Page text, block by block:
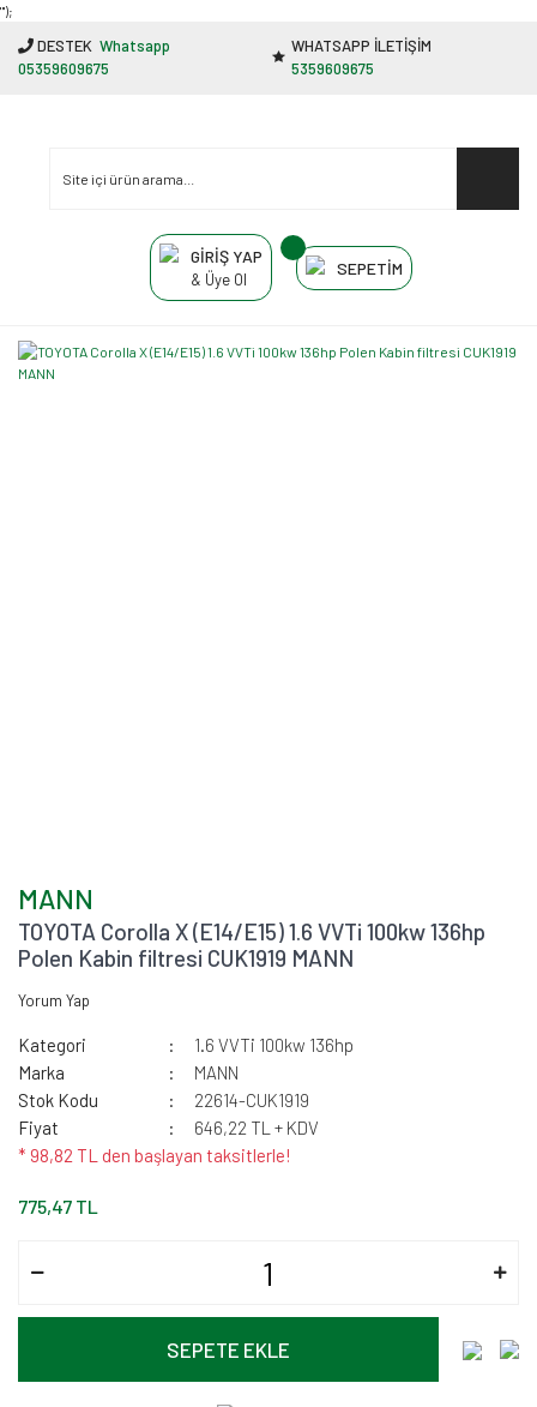
"');
DESTEK Whatsapp
05359609675
WHATSAPP İLETİŞİM
5359609675
GİRİŞ YAP
& Üye Ol
SEPETİM
MANN
TOYOTA Corolla X (E14/E15) 1.6 VVTi 100kw 136hp
Polen Kabin filtresi CUK1919 MANN
Yorum Yap
Kategori
1.6 VVTi 100kw 136hp
Marka
MANN
Stok Kodu
22614-CUK1919
Fiyat
646,22 TL + KDV
* 98,82 TL den başlayan taksitlerle!
775,47 TL
SEPETE EKLE